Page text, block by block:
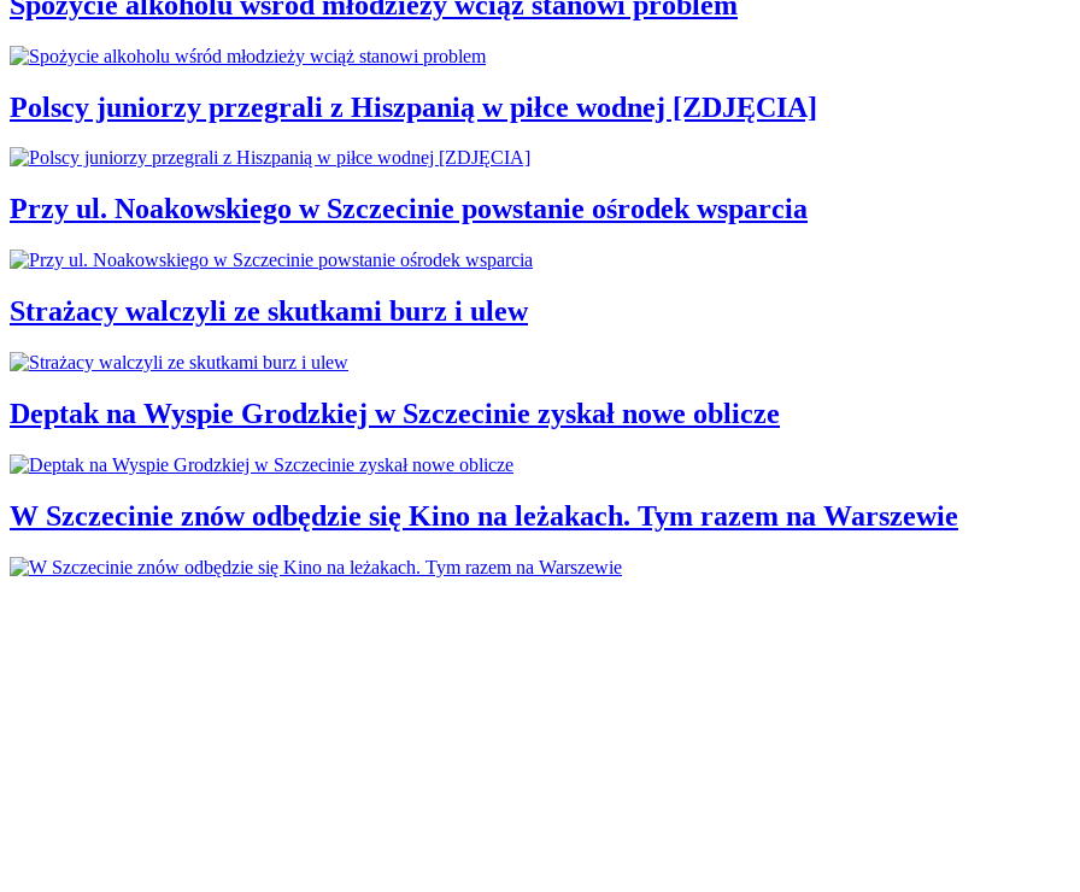
Polscy juniorzy przegrali z Hiszpanią w piłce wodnej [ZDJĘCIA]
Przy ul. Noakowskiego w Szczecinie powstanie ośrodek wsparcia
Strażacy walczyli ze skutkami burz i ulew
Deptak na Wyspie Grodzkiej w Szczecinie zyskał nowe oblicze
W Szczecinie znów odbędzie się Kino na leżakach. Tym razem na Warszewie